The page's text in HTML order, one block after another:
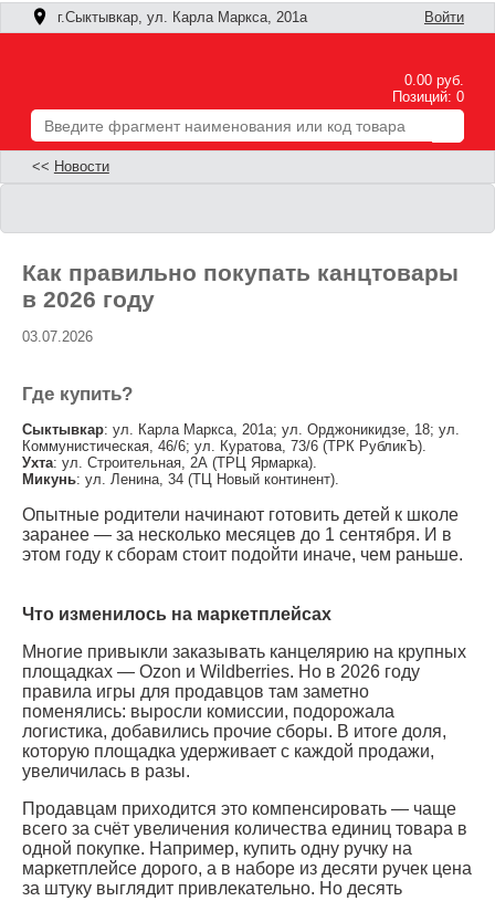
г.Сыктывкар, ул. Карла Маркса, 201а Войти
0.00 руб.
Позиций: 0
<< Новости
Как правильно покупать канцтовары
в 2026 году
03.07.2026
Где купить?
Сыктывкар: ул. Карла Маркса, 201а; ул. Орджоникидзе, 18; ул.
Коммунистическая, 46/6; ул. Куратова, 73/6 (ТРК РубликЪ).
Ухта: ул. Строительная, 2А (ТРЦ Ярмарка).
Микунь: ул. Ленина, 34 (ТЦ Новый континент).
Опытные родители начинают готовить детей к школе
заранее — за несколько месяцев до 1 сентября. И в
этом году к сборам стоит подойти иначе, чем раньше.
Что изменилось на маркетплейсах
Многие привыкли заказывать канцелярию на крупных
площадках — Ozon и Wildberries. Но в 2026 году
правила игры для продавцов там заметно
поменялись: выросли комиссии, подорожала
логистика, добавились прочие сборы. В итоге доля,
которую площадка удерживает с каждой продажи,
увеличилась в разы.
Продавцам приходится это компенсировать — чаще
всего за счёт увеличения количества единиц товара в
одной покупке. Например, купить одну ручку на
маркетплейсе дорого, а в наборе из десяти ручек цена
за штуку выглядит привлекательно. Но десять